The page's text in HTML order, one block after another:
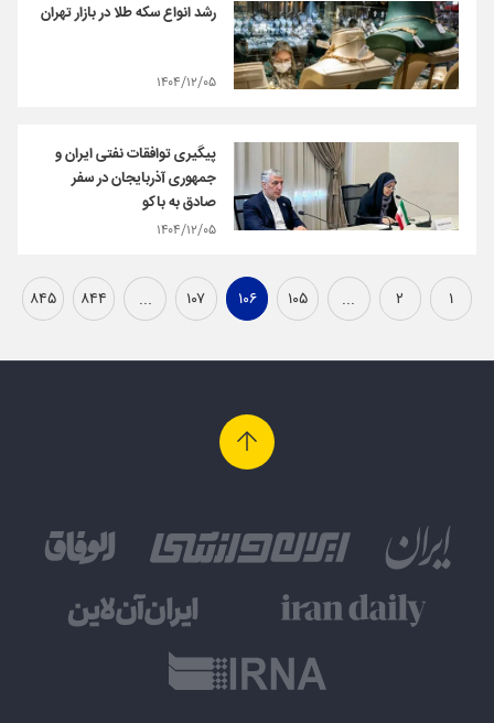
رشد انواع سکه طلا در بازار تهران
۱۴۰۴/۱۲/۰۵
پیگیری توافقات نفتی ایران و
جمهوری آذربایجان در سفر
صادق به باکو
۱۴۰۴/۱۲/۰۵
۱ ۲ ... ۱۰۵ ۱۰۶ ۱۰۷ ... ۸۴۴ ۸۴۵